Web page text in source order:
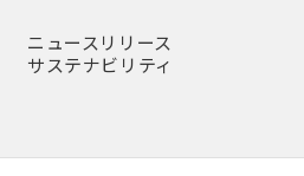
ニュースリリース
サステナビリティ